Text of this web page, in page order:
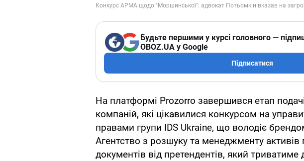
Будьте першими у курсі головного —
OBOZ.UA у Google
Підписатися
На платформі Prozorro завершився етап
компаній, які цікавилися конкурсом на
правами групи IDS Ukraine, що володіє
Агентство з розшуку та менеджменту
документів від претендентів, який триватиме